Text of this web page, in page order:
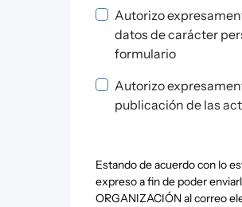
Autorizo
datos de carácter
formulario
Autorizo
publicación de las
Estando de acuerdo con lo
expreso a fin de poder
ORGANIZACIÓN al correo